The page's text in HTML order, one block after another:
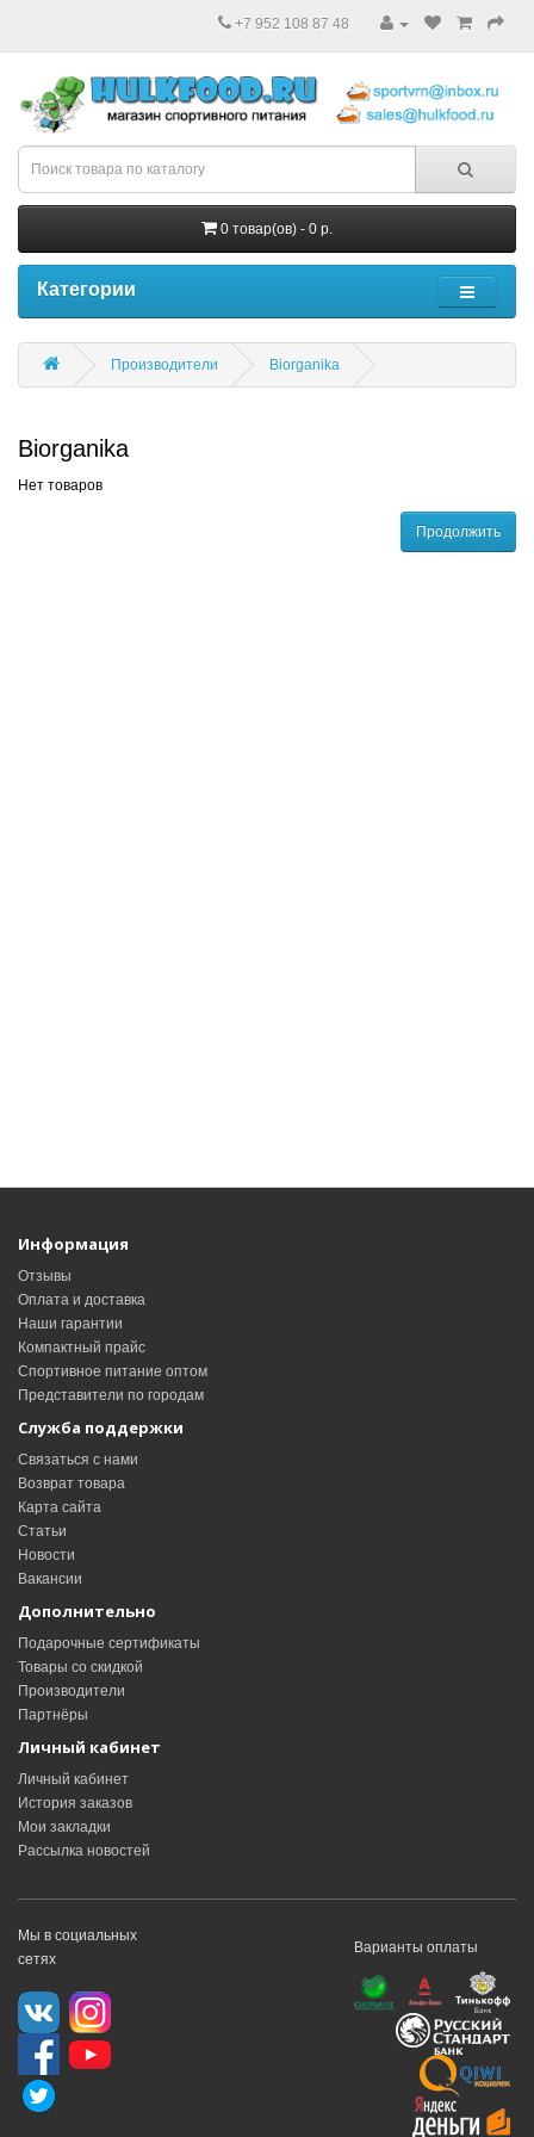
+7 952 108 87 48
0 товар(ов) - 0 р.
Категории
Производители Biorganika
Biorganika
Нет товаров
Продолжить
Информация
Отзывы
Оплата и доставка
Наши гарантии
Компактный прайс
Спортивное питание оптом
Представители по городам
Служба поддержки
Связаться с нами
Возврат товара
Карта сайта
Статьи
Новости
Вакансии
Дополнительно
Подарочные сертификаты
Товары со скидкой
Производители
Партнёры
Личный кабинет
Личный кабинет
История заказов
Мои закладки
Рассылка новостей
Мы в социальных
сетях
Варианты оплаты